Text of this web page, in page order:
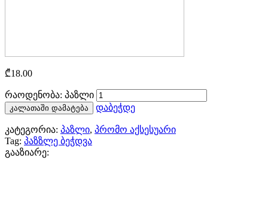
₾18.00
რაოდენობა: პაზლი
კალათაში დამატება დაბეჭდე
კატეგორია: პაზლი, პრომო აქსესუარი
Tag: პაზზლე ბეჭდვა
გააზიარე: